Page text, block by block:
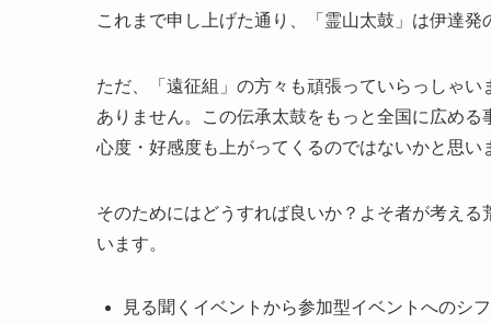
これまで申し上げた通り、「霊山太鼓」は伊達
ただ、「遠征組」の方々も頑張っていらっしゃ
ありません。この伝承太鼓をもっと全国に広め
心度・好感度も上がってくるのではないかと思い
そのためにはどうすれば良いか？よそ者が考え
います。
見る聞くイベントから参加型イベントへのシ